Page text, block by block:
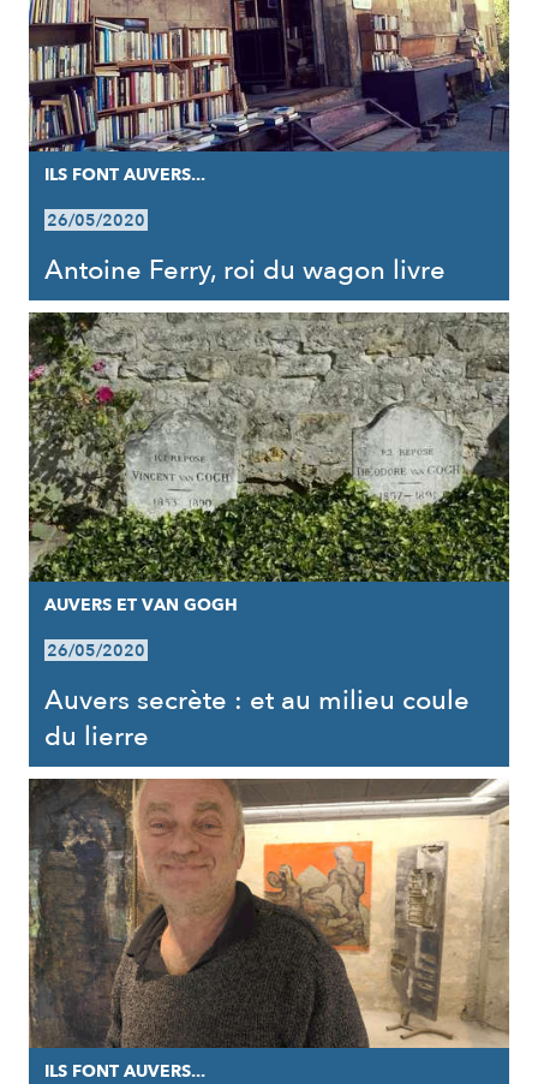
ILS FONT AUVERS...
26/05/2020
Antoine Ferry, roi du wagon livre
AUVERS ET VAN GOGH
26/05/2020
Auvers secrète : et au milieu coule
du lierre
ILS FONT AUVERS...